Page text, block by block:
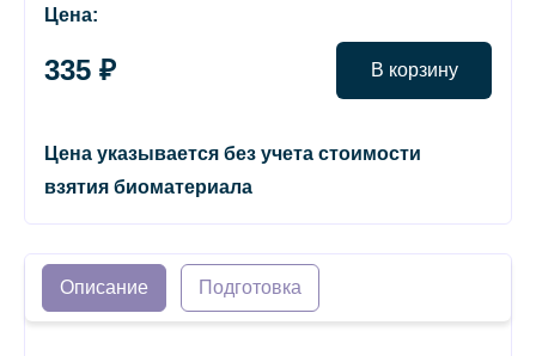
Цена:
335 ₽ В корзину
Цена указывается без учета стоимости
взятия биоматериала
Описание Подготовка